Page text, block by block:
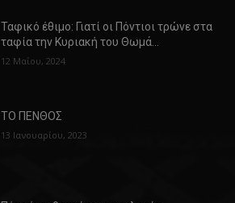
Ταφικό έθιμο: Γιατί οι Πόντιοι τρώνε στα
ταφία την Κυριακή του Θωμά…
12 Μαΐου, 2024
ΤΟ ΠΕΝΘΟΣ
13 Ιανουαρίου, 2023